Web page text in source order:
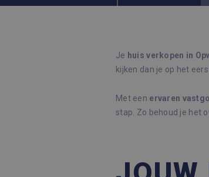
Je huis verkopen in
kijken dan je op het
Met een ervaren
stap. Zo behoud je het